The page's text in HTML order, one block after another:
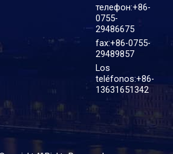
телефон:+86-
0755-
29486675
fax:+86-0755-
29489857
Los
teléfonos:+86-
13631651342